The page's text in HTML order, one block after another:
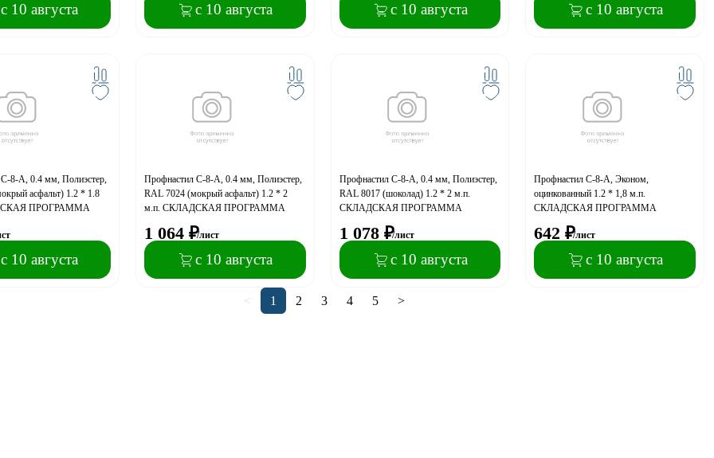
с 10 августа с 10 августа с 10 августа с 10 августа
8-A, 0.4 мм, Полиэстер,
асфальт) 1.2 * 1.8
ПРОГРАММА
с 10 августа
Профнастил С-8-A, 0.4 мм, Полиэстер,
RAL 7024 (мокрый асфальт) 1.2 * 2
м.п. СКЛАДСКАЯ ПРОГРАММА
1 064 ₽/лист
с 10 августа
Профнастил С-8-A, 0.4 мм, Полиэстер,
RAL 8017 (шоколад) 1.2 * 2 м.п.
СКЛАДСКАЯ ПРОГРАММА
1 078 ₽/лист
с 10 августа
Профнастил С-8-A, Эконом,
оцинкованный 1.2 * 1,8 м.п.
СКЛАДСКАЯ ПРОГРАММА
642 ₽/лист
с 10 августа
< 1 2 3 4 5 >